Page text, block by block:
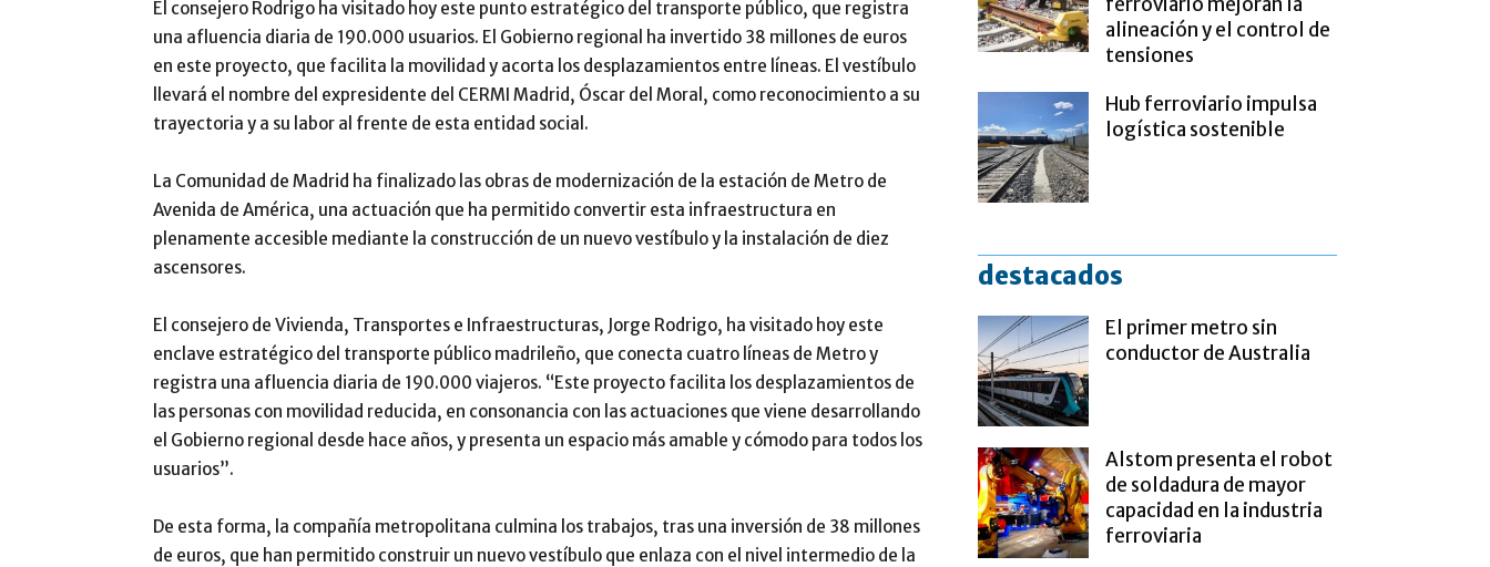
El consejero Rodrigo ha visitado hoy este punto estratégico del transporte público, que registra
una afluencia diaria de 190.000 usuarios. El Gobierno regional ha invertido 38 millones de euros
en este proyecto, que facilita la movilidad y acorta los desplazamientos entre líneas. El vestíbulo
llevará el nombre del expresidente del CERMI Madrid, Óscar del Moral, como reconocimiento a su
trayectoria y a su labor al frente de esta entidad social.
La Comunidad de Madrid ha finalizado las obras de modernización de la estación de Metro de
Avenida de América, una actuación que ha permitido convertir esta infraestructura en
plenamente accesible mediante la construcción de un nuevo vestíbulo y la instalación de diez
ascensores.
El consejero de Vivienda, Transportes e Infraestructuras, Jorge Rodrigo, ha visitado hoy este
enclave estratégico del transporte público madrileño, que conecta cuatro líneas de Metro y
registra una afluencia diaria de 190.000 viajeros. “Este proyecto facilita los desplazamientos de
las personas con movilidad reducida, en consonancia con las actuaciones que viene desarrollando
el Gobierno regional desde hace años, y presenta un espacio más amable y cómodo para todos los
usuarios”.
De esta forma, la compañía metropolitana culmina los trabajos, tras una inversión de 38 millones
de euros, que han permitido construir un nuevo vestíbulo que enlaza con el nivel intermedio de la
alineación y el control de
tensiones
Hub ferroviario impulsa
logística sostenible
destacados
El primer metro sin
conductor de Australia
Alstom presenta el robot
de soldadura de mayor
capacidad en la industria
ferroviaria